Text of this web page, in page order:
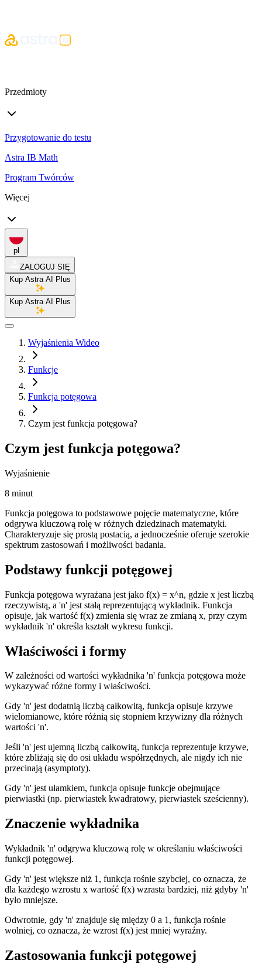
Przedmioty
Przygotowanie do testu
Astra IB Math
Program Twórców
Więcej
pl
ZALOGUJ SIĘ
Kup Astra AI Plus
Kup Astra AI Plus
Wyjaśnienia Wideo
Funkcje
Funkcja potęgowa
Czym jest funkcja potęgowa?
Czym jest funkcja potęgowa?
Wyjaśnienie
8 minut
Funkcja potęgowa to podstawowe pojęcie matematyczne, które
odgrywa kluczową rolę w różnych dziedzinach matematyki.
Charakteryzuje się prostą postacią, a jednocześnie oferuje szerokie
spektrum zastosowań i możliwości badania.
Podstawy funkcji potęgowej
Funkcja potęgowa wyrażana jest jako f(x) = x^n, gdzie x jest liczbą
rzeczywistą, a 'n' jest stałą reprezentującą wykładnik. Funkcja
opisuje, jak wartość f(x) zmienia się wraz ze zmianą x, przy czym
wykładnik 'n' określa kształt wykresu funkcji.
Właściwości i formy
W zależności od wartości wykładnika 'n' funkcja potęgowa może
wykazywać różne formy i właściwości.
Gdy 'n' jest dodatnią liczbą całkowitą, funkcja opisuje krzywe
wielomianowe, które różnią się stopniem krzywizny dla różnych
wartości 'n'.
Jeśli 'n' jest ujemną liczbą całkowitą, funkcja reprezentuje krzywe,
które zbliżają się do osi układu współrzędnych, ale nigdy ich nie
przecinają (asymptoty).
Gdy 'n' jest ułamkiem, funkcja opisuje funkcje obejmujące
pierwiastki (np. pierwiastek kwadratowy, pierwiastek sześcienny).
Znaczenie wykładnika
Wykładnik 'n' odgrywa kluczową rolę w określaniu właściwości
funkcji potęgowej.
Gdy 'n' jest większe niż 1, funkcja rośnie szybciej, co oznacza, że
dla każdego wzrostu x wartość f(x) wzrasta bardziej, niż gdyby 'n'
było mniejsze.
Odwrotnie, gdy 'n' znajduje się między 0 a 1, funkcja rośnie
wolniej, co oznacza, że wzrost f(x) jest mniej wyraźny.
Zastosowania funkcji potęgowej